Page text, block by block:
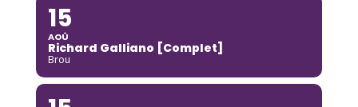
15
AOÛ
Richard Galliano [Complet]
Brou